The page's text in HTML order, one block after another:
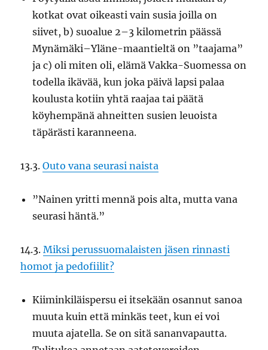
kotkat ovat oikeasti vain susia joilla on
siivet, b) suoalue 2–3 kilometrin päässä
Mynämäki–Yläne-maantieltä on ”taajama”
ja c) oli miten oli, elämä Vakka-Suomessa on
todella ikävää, kun joka päivä lapsi palaa
koulusta kotiin yhtä raajaa tai päätä
köyhempänä ahneitten susien leuoista
täpärästi karanneena.
13.3.Outo vana seurasi naista
”Nainen yritti mennä pois alta, mutta vana
seurasi häntä.”
14.3.Miksi perussuomalaisten jäsen rinnasti
homot ja pedofiilit?
Kiiminkiläispersu ei itsekään osannut sanoa
muuta kuin että minkäs teet, kun ei voi
muuta ajatella. Se on sitä sananvapautta.